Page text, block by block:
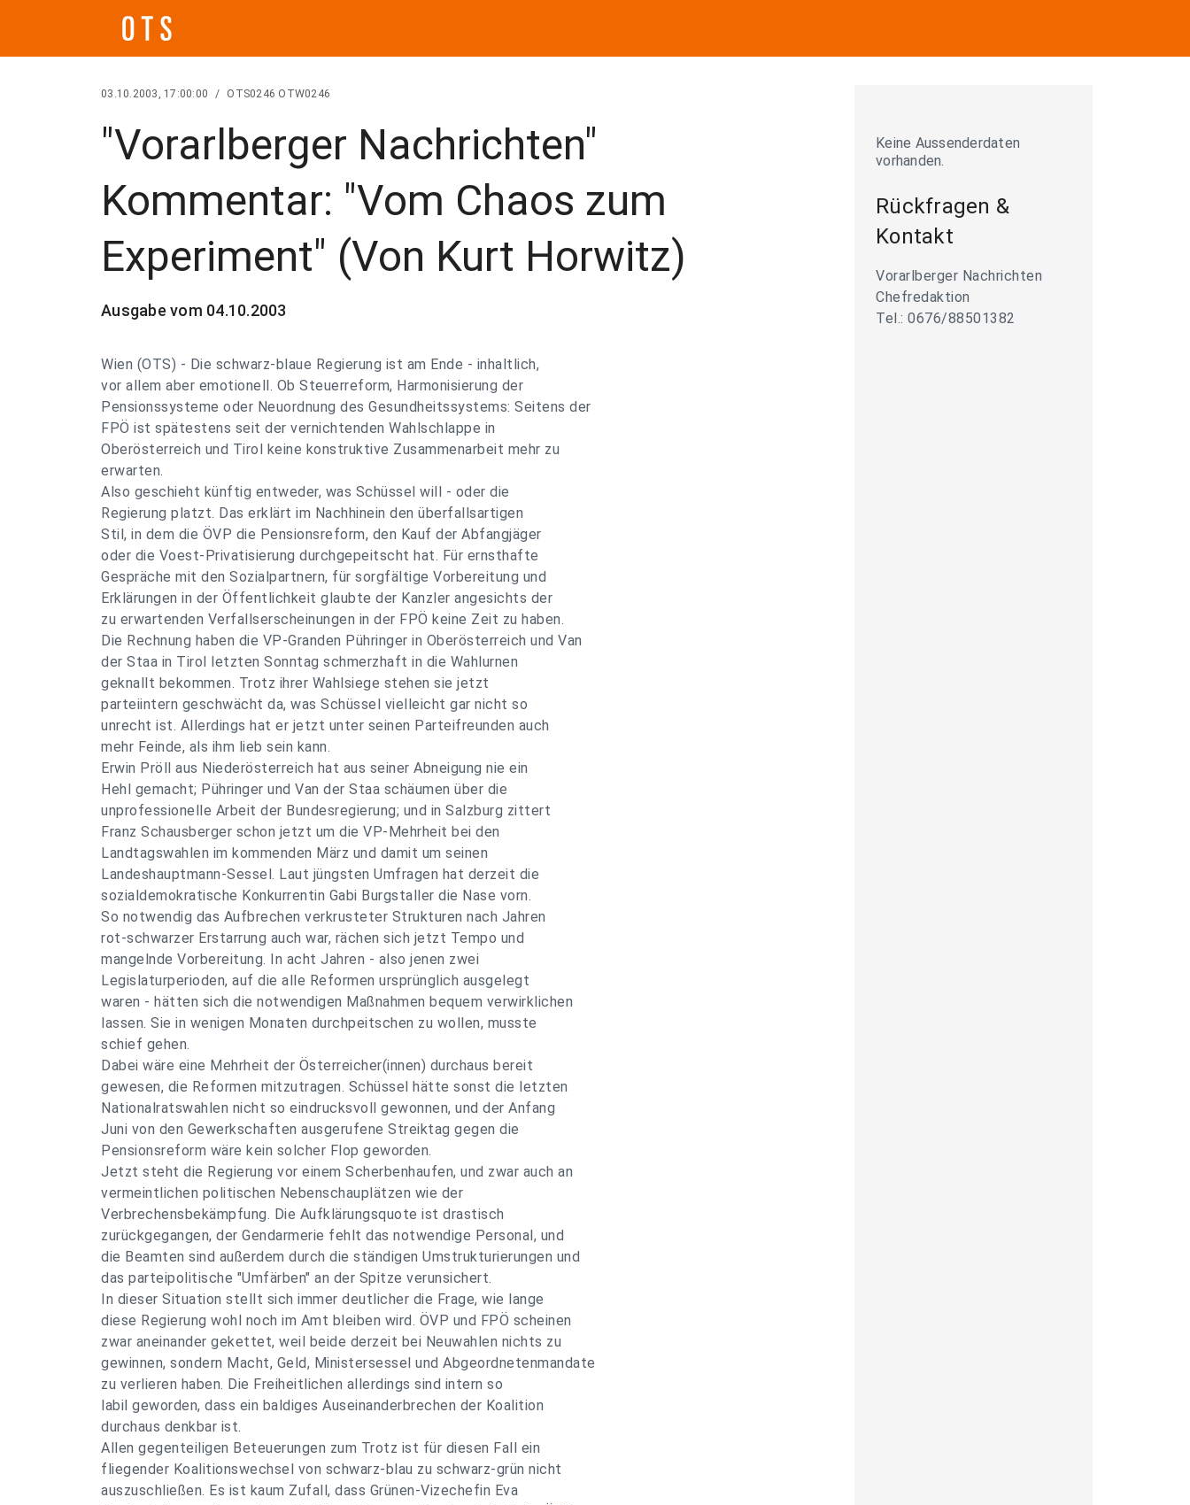
03.10.2003, 17:00:00 / OTS0246 OTW0246
"Vorarlberger Nachrichten"
Kommentar: "Vom Chaos zum
Experiment" (Von Kurt Horwitz)
Ausgabe vom 04.10.2003
Wien (OTS) - Die schwarz-blaue Regierung ist am Ende - inhaltlich,
vor allem aber emotionell. Ob Steuerreform, Harmonisierung der
Pensionssysteme oder Neuordnung des Gesundheitssystems: Seitens der
FPÖ ist spätestens seit der vernichtenden Wahlschlappe in
Oberösterreich und Tirol keine konstruktive Zusammenarbeit mehr zu
erwarten.
Also geschieht künftig entweder, was Schüssel will - oder die
Regierung platzt. Das erklärt im Nachhinein den überfallsartigen
Stil, in dem die ÖVP die Pensionsreform, den Kauf der Abfangjäger
oder die Voest-Privatisierung durchgepeitscht hat. Für ernsthafte
Gespräche mit den Sozialpartnern, für sorgfältige Vorbereitung und
Erklärungen in der Öffentlichkeit glaubte der Kanzler angesichts der
zu erwartenden Verfallserscheinungen in der FPÖ keine Zeit zu haben.
Die Rechnung haben die VP-Granden Pühringer in Oberösterreich und Van
der Staa in Tirol letzten Sonntag schmerzhaft in die Wahlurnen
geknallt bekommen. Trotz ihrer Wahlsiege stehen sie jetzt
parteiintern geschwächt da, was Schüssel vielleicht gar nicht so
unrecht ist. Allerdings hat er jetzt unter seinen Parteifreunden auch
mehr Feinde, als ihm lieb sein kann.
Erwin Pröll aus Niederösterreich hat aus seiner Abneigung nie ein
Hehl gemacht; Pühringer und Van der Staa schäumen über die
unprofessionelle Arbeit der Bundesregierung; und in Salzburg zittert
Franz Schausberger schon jetzt um die VP-Mehrheit bei den
Landtagswahlen im kommenden März und damit um seinen
Landeshauptmann-Sessel. Laut jüngsten Umfragen hat derzeit die
sozialdemokratische Konkurrentin Gabi Burgstaller die Nase vorn.
So notwendig das Aufbrechen verkrusteter Strukturen nach Jahren
rot-schwarzer Erstarrung auch war, rächen sich jetzt Tempo und
mangelnde Vorbereitung. In acht Jahren - also jenen zwei
Legislaturperioden, auf die alle Reformen ursprünglich ausgelegt
waren - hätten sich die notwendigen Maßnahmen bequem verwirklichen
lassen. Sie in wenigen Monaten durchpeitschen zu wollen, musste
schief gehen.
Dabei wäre eine Mehrheit der Österreicher(innen) durchaus bereit
gewesen, die Reformen mitzutragen. Schüssel hätte sonst die letzten
Nationalratswahlen nicht so eindrucksvoll gewonnen, und der Anfang
Juni von den Gewerkschaften ausgerufene Streiktag gegen die
Pensionsreform wäre kein solcher Flop geworden.
Jetzt steht die Regierung vor einem Scherbenhaufen, und zwar auch an
vermeintlichen politischen Nebenschauplätzen wie der
Verbrechensbekämpfung. Die Aufklärungsquote ist drastisch
zurückgegangen, der Gendarmerie fehlt das notwendige Personal, und
die Beamten sind außerdem durch die ständigen Umstrukturierungen und
das parteipolitische "Umfärben" an der Spitze verunsichert.
In dieser Situation stellt sich immer deutlicher die Frage, wie lange
diese Regierung wohl noch im Amt bleiben wird. ÖVP und FPÖ scheinen
zwar aneinander gekettet, weil beide derzeit bei Neuwahlen nichts zu
gewinnen, sondern Macht, Geld, Ministersessel und Abgeordnetenmandate
zu verlieren haben. Die Freiheitlichen allerdings sind intern so
labil geworden, dass ein baldiges Auseinanderbrechen der Koalition
durchaus denkbar ist.
Allen gegenteiligen Beteuerungen zum Trotz ist für diesen Fall ein
fliegender Koalitionswechsel von schwarz-blau zu schwarz-grün nicht
auszuschließen. Es ist kaum Zufall, dass Grünen-Vizechefin Eva
Keine Aussenderdaten
vorhanden.
Rückfragen &
Kontakt
Vorarlberger Nachrichten
Chefredaktion
Tel.: 0676/88501382